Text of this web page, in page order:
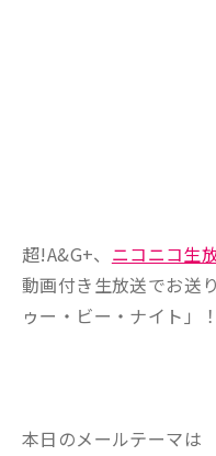
超!A&G+、 ニコニコ生
動画付き生放送でお送
ゥー・ビー・ナイト」！
本日のメールテーマは